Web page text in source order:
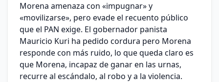
Morena amenaza con «impugnar» y
«movilizarse», pero evade el recuento público
que el PAN exige. El gobernador panista
Mauricio Kuri ha pedido cordura pero Morena
responde con más ruido, lo que queda claro es
que Morena, incapaz de ganar en las urnas,
recurre al escándalo, al robo y a la violencia.